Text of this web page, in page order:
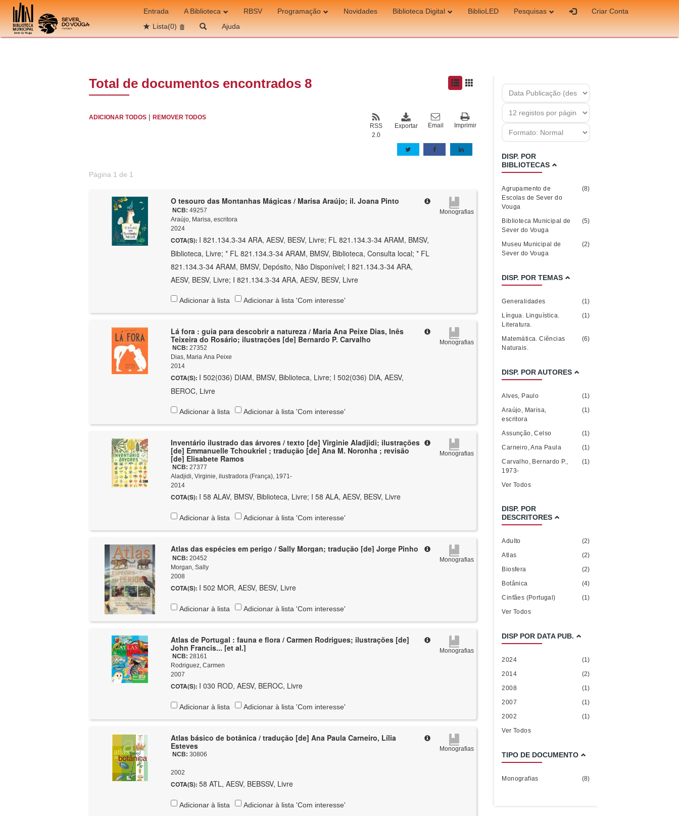
Ir para o conteúdo
Entrada A Biblioteca RBSV Programação Novidades Biblioteca Digital BiblioLED Pesquisas
Criar Conta
Lista(0) Ajuda
Total de documentos encontrados 8
ADICIONAR TODOS |REMOVER TODOS
Imprimir
Email
Exportar
RSS
2.0
Página 1 de 1
O tesouro das Montanhas Mágicas / Marisa Araújo; il. Joana Pinto
NCB:49257
Araújo, Marisa, escritora
2024
COTA(S): I 821.134.3-34 ARA, AESV, BESV, Livre; FL 821.134.3-34 ARAM, BMSV,
Biblioteca, Livre; * FL 821.134.3-34 ARAM, BMSV, Biblioteca, Consulta local; * FL
821.134.3-34 ARAM, BMSV, Depósito, Não Disponível; I 821.134.3-34 ARA,
AESV, BESV, Livre; I 821.134.3-34 ARA, AESV, BESV, Livre
Monografias
Adicionar à lista Adicionar à lista 'Com interesse'
Lá fora : guia para descobrir a natureza / Maria Ana Peixe Dias, Inês
Teixeira do Rosário; ilustrações [de] Bernardo P. Carvalho
NCB:27352
Dias, Maria Ana Peixe
2014
COTA(S): I 502(036) DIAM, BMSV, Biblioteca, Livre; I 502(036) DIA, AESV,
BEROC, Livre
Monografias
Adicionar à lista Adicionar à lista 'Com interesse'
Inventário ilustrado das árvores / texto [de] Virginie Aladjidi; ilustrações
[de] Emmanuelle Tchoukriel ; tradução [de] Ana M. Noronha ; revisão
[de] Elisabete Ramos
NCB:27377
Aladjidi, Virginie, ilustradora (França), 1971-
2014
COTA(S): I 58 ALAV, BMSV, Biblioteca, Livre; I 58 ALA, AESV, BESV, Livre
Monografias
Adicionar à lista Adicionar à lista 'Com interesse'
Atlas das espécies em perigo / Sally Morgan; tradução [de] Jorge Pinho
NCB:20452
Morgan, Sally
2008
COTA(S): I 502 MOR, AESV, BESV, Livre
Monografias
Adicionar à lista Adicionar à lista 'Com interesse'
Atlas de Portugal : fauna e flora / Carmen Rodrigues; ilustrações [de]
John Francis... [et al.]
NCB:28161
Rodriguez, Carmen
2007
COTA(S): I 030 ROD, AESV, BEROC, Livre
Monografias
Adicionar à lista Adicionar à lista 'Com interesse'
Atlas básico de botânica / tradução [de] Ana Paula Carneiro, Lília
Esteves
NCB:30806
2002
COTA(S):58 ATL, AESV, BEBSSV, Livre
Monografias
Adicionar à lista Adicionar à lista 'Com interesse'
DISP. POR
BIBLIOTECAS
Agrupamento de
Escolas de Sever do
Vouga
(8)
Biblioteca Municipal de
Sever do Vouga
(5)
Museu Municipal de
Sever do Vouga
(2)
DISP. POR TEMAS
Generalidades
(1)
Língua. Linguística.
Literatura.
(1)
Matemática. Ciências
Naturais.
(6)
DISP. POR AUTORES
Alves, Paulo
(1)
Araújo, Marisa,
escritora
(1)
Assunção, Celso
(1)
Carneiro, Ana Paula
(1)
Carvalho, Bernardo P.,
1973-
(1)
Ver Todos
DISP. POR
DESCRITORES
Adulto
(2)
Atlas
(2)
Biosfera
(2)
Botânica
(4)
Cinfães (Portugal)
(1)
Ver Todos
DISP POR DATA PUB.
2024
(1)
2014
(2)
2008
(1)
2007
(1)
2002
(1)
Ver Todos
TIPO DE DOCUMENTO
Monografias (8)